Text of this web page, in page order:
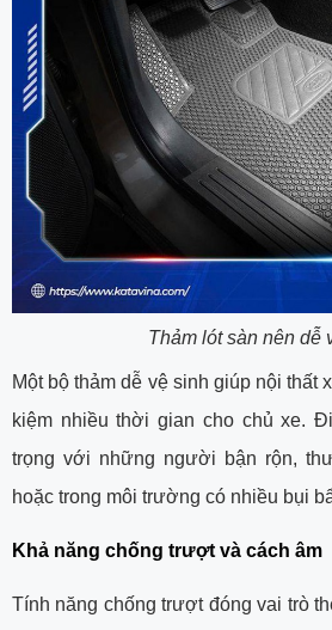
Thảm lót sàn nên dễ
Một bộ thảm dễ vệ sinh giúp nội thất
kiệm nhiều thời gian cho chủ xe.
trọng với những người bận rộn,
hoặc trong môi trường có nhiều bụi
Khả năng chống trượt và cách âm
Tính năng chống trượt đóng vai trò